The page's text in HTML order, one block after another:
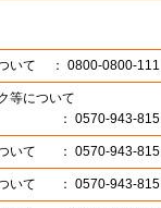
いて ： 0800-0800-111
等について
： 0570-943-815
いて ： 0570-943-815
いて ： 0570-943-815